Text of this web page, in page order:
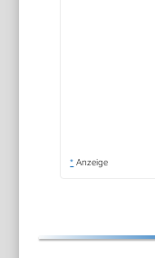
* Anzeige